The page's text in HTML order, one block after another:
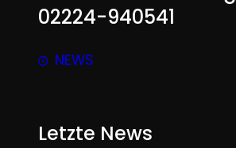
02224-940541
NEWS
Letzte News